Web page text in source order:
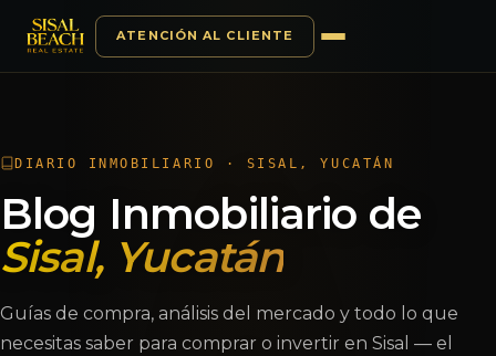
ATENCIÓN AL CLIENTE
DIARIO INMOBILIARIO · SISAL, YUCATÁN
Blog Inmobiliario de
Sisal, Yucatán
Guías de compra, análisis del mercado y todo lo que
necesitas saber para comprar o invertir en Sisal — el